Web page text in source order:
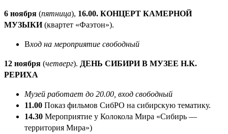
6 ноября (пятница), 16.00. КОНЦЕРТ КАМЕРНОЙ
МУЗЫКИ(квартет «Фаэтон»).
Вход на мероприятие свободный
12 ноября (четверг). ДЕНЬ СИБИРИ В МУЗЕЕ Н.К.
РЕРИХА
Музей работает до 20.00, вход свободный
11.00 Показ фильмов СибРО на сибирскую тематику.
14.30 Мероприятие у Колокола Мира «Сибирь —
территория Мира»)